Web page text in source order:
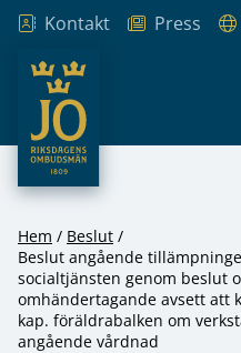
Hoppa till innehåll
Kontakt Press
JO – Riksdagens
Hem
Beslut
Beslut angående
socialtjänsten genom beslut
omhändertagande avsett att
kap. föräldrabalken om
angående vårdnad